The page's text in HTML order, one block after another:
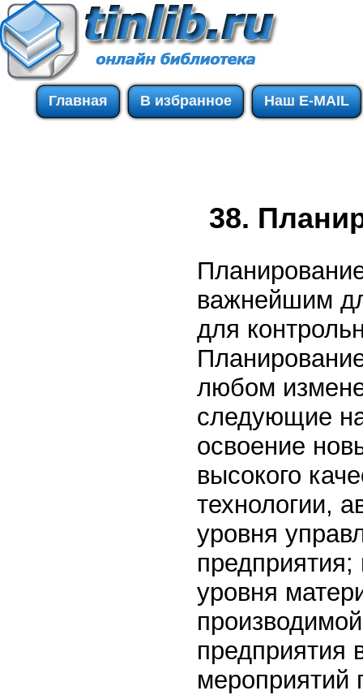
Главная В избранное Наш E-MAIL
38.
важнейшим
для
любом
следующие
освоение
высокого
технологии,
уровня
уровня
предприятия
мероприятий